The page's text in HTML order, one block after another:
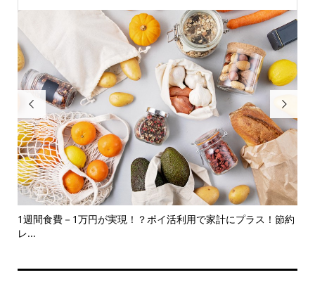

1週間食費－1万円が実現！？ポイ活利用で家計にプラス！節約
レ...
